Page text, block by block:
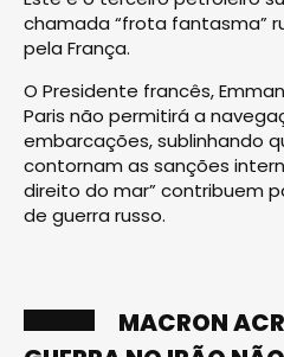
chamada “frota fantasma”
pela França.
O Presidente francês,
Paris não permitirá a
embarcações, sublinhando
contornam as sanções
direito do mar” contribuem
de guerra russo.
MACRON